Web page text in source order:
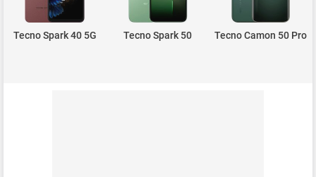
Tecno Spark 40 5G Tecno Spark 50 Tecno Camon 50 Pro